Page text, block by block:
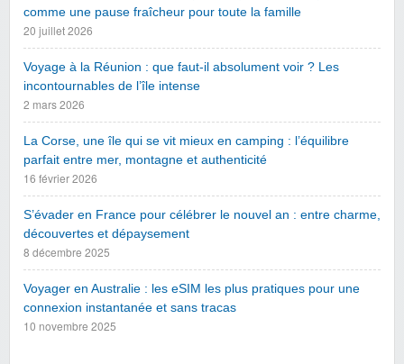
comme une pause fraîcheur pour toute la famille
20 juillet 2026
Voyage à la Réunion : que faut-il absolument voir ? Les
incontournables de l’île intense
2 mars 2026
La Corse, une île qui se vit mieux en camping : l’équilibre
parfait entre mer, montagne et authenticité
16 février 2026
S’évader en France pour célébrer le nouvel an : entre charme,
découvertes et dépaysement
8 décembre 2025
Voyager en Australie : les eSIM les plus pratiques pour une
connexion instantanée et sans tracas
10 novembre 2025